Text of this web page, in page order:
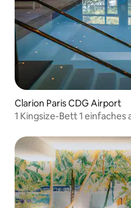
Clarion Paris CDG Airport
1 Kingsize-Bett 1 einfaches